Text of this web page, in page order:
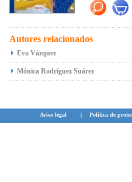
"Mónica
gusto,
relación de un
Podríamos
(Canal Lector).
Autores relacionados
Eva Vázquez
Mónica Rodríguez Suárez
Aviso legal | Política de